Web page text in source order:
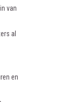
van
al
en